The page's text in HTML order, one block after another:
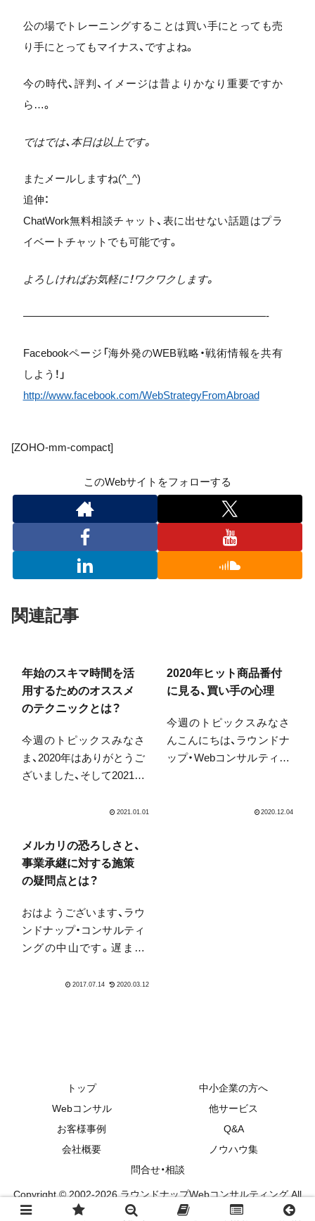
公の場でトレーニングすることは買い手にとっても売
り手にとってもマイナス、ですよね。
今の時代、評判、イメージは昔よりかなり重要ですか
ら…。
ではでは、本日は以上です。
またメールしますね(^_^)
追伸：
ChatWork無料相談チャット、表に出せない話題はプラ
イベートチャットでも可能です。
よろしければお気軽に！ワクワクします。
———————————————————————-
Facebookページ「海外発のWEB戦略・戦術情報を共有
しよう！」
http://www.facebook.com/WebStrategyFromAbroad
[ZOHO-mm-compact]
このWebサイトをフォローする
関連記事
年始のスキマ時間を活
用するためのオススメ
のテクニックとは？
今週のトピックスみなさ
ま、2020年はありがとうご
ざいました、そして2021年
ば幸いです。2020年は、外
ね。まるで乗っていた列
車が突然暴走し出してし
まったかのように。減速
秋...
2020年ヒット商品番付
に見る、買い手の心理
今週のトピックスみなさ
んこんにちは、ラウンドナ
ップ・Webコンサルティン
いました…。お恥ずかし
メルカリの恐ろしさと、
事業承継に対する施策
の疑問点とは？
おはようございます、ラウ
ンドナップ・コンサルティ
ングの中山です。遅まき
Amazonプライムセールの
トップ
中小企業の方へ
Webコンサル
他サービス
お客様事例
Q&A
会社概要
ノウハウ集
問合せ・相談
Copyright © 2002-2026 ラウンドナップWebコンサルティング All
Rights Reserved.